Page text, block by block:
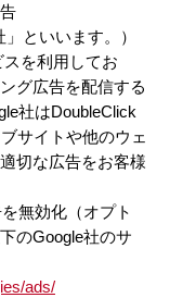
といいます。）
を利用してお
グ広告を配信する
社はDoubleClick
サイトや他のウェ
切な広告をお客様
無効化（オプト
のGoogle社のサ
ads/